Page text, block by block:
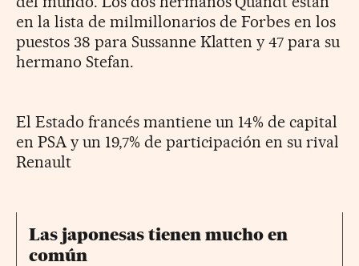
en la lista de milmillonarios de Forbes en los
puestos 38 para Sussanne Klatten y 47 para su
hermano Stefan.
El Estado francés mantiene un 14% de capital
en PSA y un 19,7% de participación en su rival
Renault
Las japonesas tienen mucho en
común